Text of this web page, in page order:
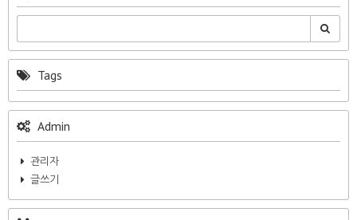
Tags
Admin
관리자
글쓰기